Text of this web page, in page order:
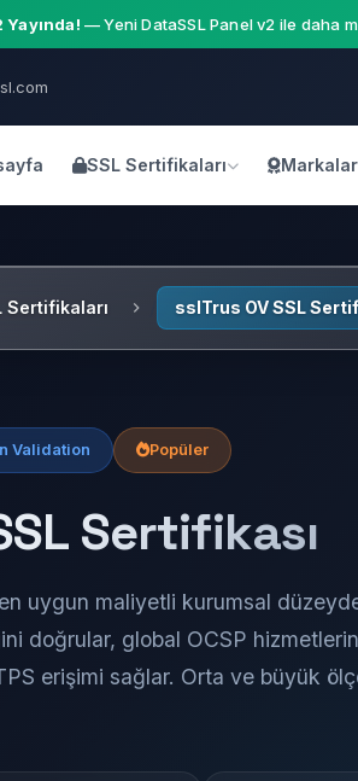
Yayında! — Yeni DataSSL Panel v2 ile daha
SSL Sertifikaları Markalar
Sertifikaları sslTrus OV SSL
Validation Popüler
Sertifikası
uygun maliyetli kurumsal
doğrular, global OCSP
erişimi sağlar. Orta ve büyük